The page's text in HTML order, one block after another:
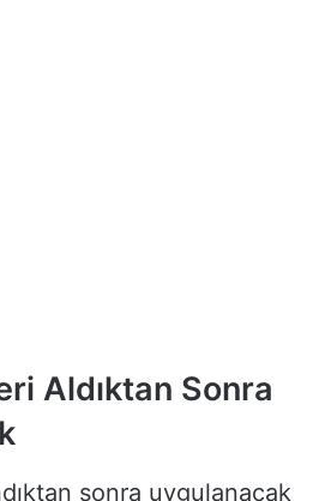
Aldıktan Sonra
sonra uygulanacak